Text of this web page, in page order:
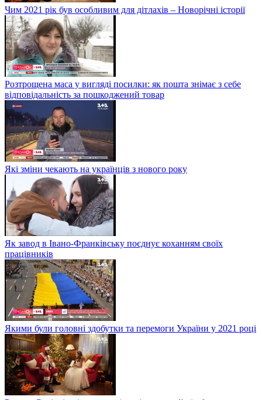
Чим 2021 рік був особливим для дітлахів – Новорічні історії
Розтрощена маса у вигляді посилки: як пошта знімає з себе
відповідальність за пошкоджений товар
Які зміни чекають на українців з нового року
Як завод в Івано-Франківську поєднує коханням своїх
працівників
Якими були головні здобутки та перемоги України у 2021 році